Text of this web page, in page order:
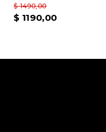
$ 1490,00
$ 1190,00